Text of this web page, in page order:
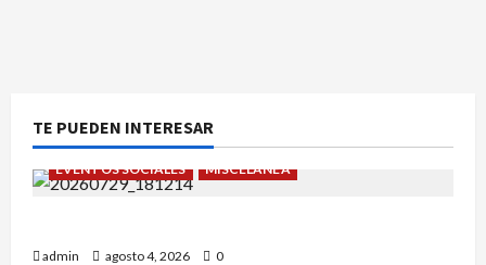
TE PUEDEN INTERESAR
EVENTOS SOCIALES MISCELÁNEA
admin agosto 4, 2026
0